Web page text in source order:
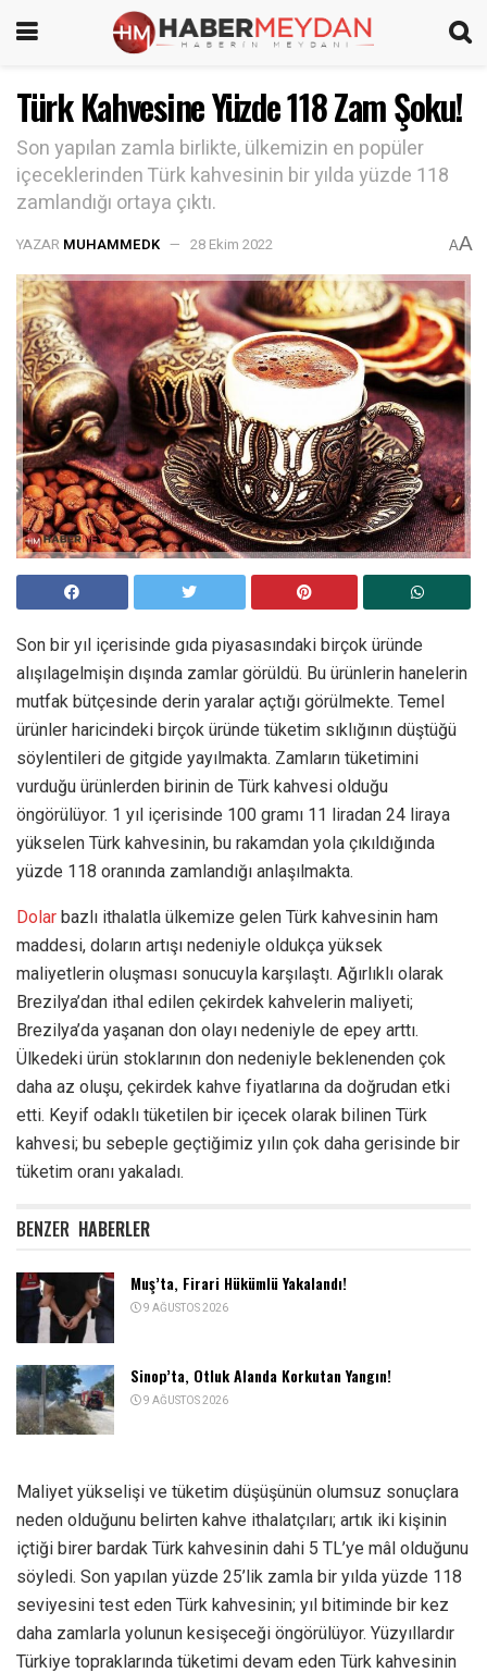
Türk Kahvesine Yüzde 118 Zam Şoku!
Son yapılan zamla birlikte, ülkemizin en popüler
içeceklerinden Türk kahvesinin bir yılda yüzde 118
zamlandığı ortaya çıktı.
YAZAR MUHAMMEDK 28 Ekim 2022 AA
Son bir yıl içerisinde gıda piyasasındaki birçok üründe
alışılagelmişin dışında zamlar görüldü. Bu ürünlerin hanelerin
mutfak bütçesinde derin yaralar açtığı görülmekte. Temel
ürünler haricindeki birçok üründe tüketim sıklığının düştüğü
söylentileri de gitgide yayılmakta. Zamların tüketimini
vurduğu ürünlerden birinin de Türk kahvesi olduğu
öngörülüyor. 1 yıl içerisinde 100 gramı 11 liradan 24 liraya
yükselen Türk kahvesinin, bu rakamdan yola çıkıldığında
yüzde 118 oranında zamlandığı anlaşılmakta.
Dolar bazlı ithalatla ülkemize gelen Türk kahvesinin ham
maddesi, doların artışı nedeniyle oldukça yüksek
maliyetlerin oluşması sonucuyla karşılaştı. Ağırlıklı olarak
Brezilya’dan ithal edilen çekirdek kahvelerin maliyeti;
Brezilya’da yaşanan don olayı nedeniyle de epey arttı.
Ülkedeki ürün stoklarının don nedeniyle beklenenden çok
daha az oluşu, çekirdek kahve fiyatlarına da doğrudan etki
etti. Keyif odaklı tüketilen bir içecek olarak bilinen Türk
kahvesi; bu sebeple geçtiğimiz yılın çok daha gerisinde bir
tüketim oranı yakaladı.
BENZER HABERLER
Muş’ta, Firari Hükümlü Yakalandı!
9 AĞUSTOS 2026
Sinop’ta, Otluk Alanda Korkutan Yangın!
9 AĞUSTOS 2026
Maliyet yükselişi ve tüketim düşüşünün olumsuz sonuçlara
neden olduğunu belirten kahve ithalatçıları; artık iki kişinin
içtiği birer bardak Türk kahvesinin dahi 5 TL’ye mâl olduğunu
söyledi. Son yapılan yüzde 25’lik zamla bir yılda yüzde 118
seviyesini test eden Türk kahvesinin; yıl bitiminde bir kez
daha zamlarla yolunun kesişeceği öngörülüyor. Yüzyıllardır
Türkiye topraklarında tüketimi devam eden Türk kahvesinin